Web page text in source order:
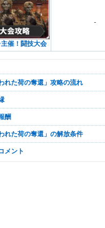
催！闘技大会
-
奪われた荷の奪還」攻略の流れ
酬
奪われた荷の奪還」の解放条件
メント